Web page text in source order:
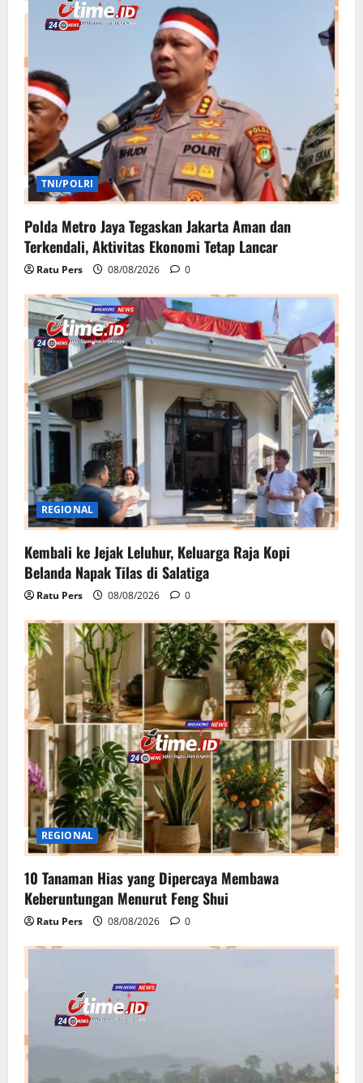
TNI/POLRI
Polda Metro Jaya Tegaskan Jakarta Aman dan
Terkendali, Aktivitas Ekonomi Tetap Lancar
Ratu Pers 08/08/2026 0
REGIONAL
Kembali ke Jejak Leluhur, Keluarga Raja Kopi
Belanda Napak Tilas di Salatiga
Ratu Pers 08/08/2026 0
REGIONAL
10 Tanaman Hias yang Dipercaya Membawa
Keberuntungan Menurut Feng Shui
Ratu Pers 08/08/2026 0